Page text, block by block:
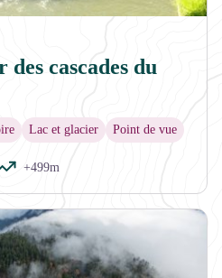
cascades du
Lac et glacier Point de vue
+499m